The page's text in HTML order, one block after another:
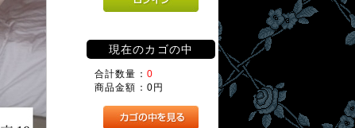
現在のカゴの中
合計数量： 0
商品金額： 0円